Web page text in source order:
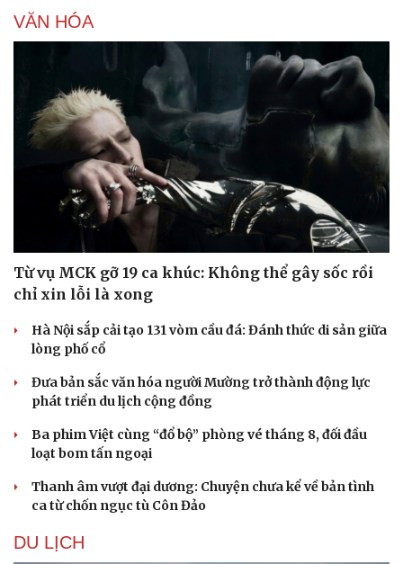
VĂN HÓA
Từ vụ MCK gỡ 19 ca khúc: Không thể gây sốc rồi
chỉ xin lỗi là xong
Hà Nội sắp cải tạo 131 vòm cầu đá: Đánh thức di sản giữa
lòng phố cổ
Đưa bản sắc văn hóa người Mường trở thành động lực
phát triển du lịch cộng đồng
Ba phim Việt cùng “đổ bộ” phòng vé tháng 8, đối đầu
loạt bom tấn ngoại
Thanh âm vượt đại dương: Chuyện chưa kể về bản tình
ca từ chốn ngục tù Côn Đảo
DU LỊCH